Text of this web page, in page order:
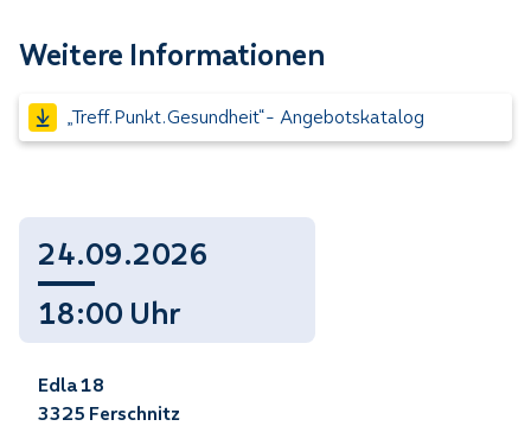
Weitere Informationen
„Treff.Punkt.Gesundheit“- Angebotskatalog
24.09.2026
18:00 Uhr
Edla 18
3325 Ferschnitz